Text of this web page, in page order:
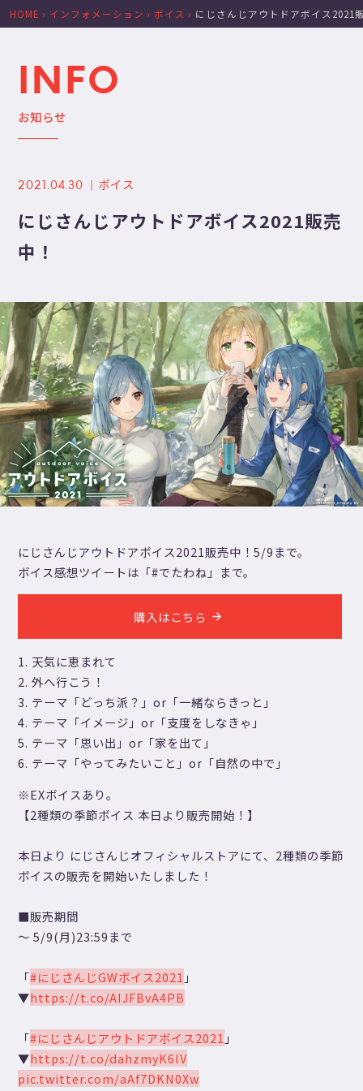
HOME › インフォメーション › ボイス › にじさんじアウトドアボイス2021
INFO
お知らせ
2021.04.30 ボイス
にじさんじアウトドアボイス2021販売
中！
にじさんじアウトドアボイス2021販売中！5/9まで。
ボイス感想ツイートは「#でたわね」まで。
購入はこちら
天気に恵まれて
外へ行こう！
テーマ「どっち派？」or「一緒ならきっと」
テーマ「イメージ」or「支度をしなきゃ」
テーマ「思い出」or「家を出て」
テーマ「やってみたいこと」or「自然の中で」
※EXボイスあり。
【2種類の季節ボイス 本日より販売開始！】
本日より にじさんじオフィシャルストアにて、2種類の季節
ボイスの販売を開始いたしました！
■販売期間
～ 5/9(月)23:59まで
「#にじさんじGWボイス2021 」
▼https://t.co/AIJFBvA4PB
「#にじさんじアウトドアボイス2021 」
▼https://t.co/dahzmyK6lV
pic.twitter.com/aAf7DKN0Xw